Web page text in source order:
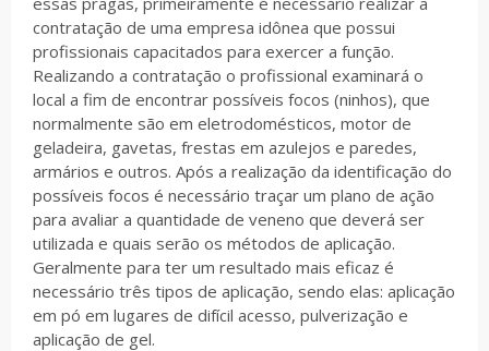
contratação de uma empresa idônea que possui
profissionais capacitados para exercer a função.
Realizando a contratação o profissional examinará o
local a fim de encontrar possíveis focos (ninhos), que
normalmente são em eletrodomésticos, motor de
geladeira, gavetas, frestas em azulejos e paredes,
armários e outros. Após a realização da identificação do
possíveis focos é necessário traçar um plano de ação
para avaliar a quantidade de veneno que deverá ser
utilizada e quais serão os métodos de aplicação.
Geralmente para ter um resultado mais eficaz é
necessário três tipos de aplicação, sendo elas: aplicação
em pó em lugares de difícil acesso, pulverização e
aplicação de gel.